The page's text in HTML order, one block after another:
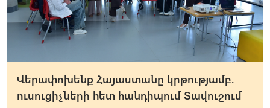
Վերափոխենք Հայաստանը կրթությամբ.
ուսուցիչների հետ հանդիպում Տավուշում